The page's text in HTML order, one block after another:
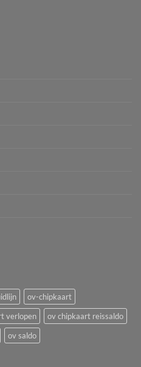
ov-chipkaart
verlopen
ov chipkaart reissaldo
ov saldo